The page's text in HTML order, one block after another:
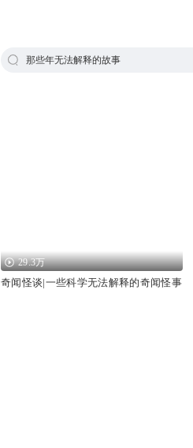
那些年无法解释的故事
29.3万
奇闻怪谈|一些科学无法解释的奇闻怪事